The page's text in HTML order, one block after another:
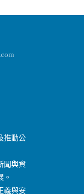
推動公
聞與資
。
義與安